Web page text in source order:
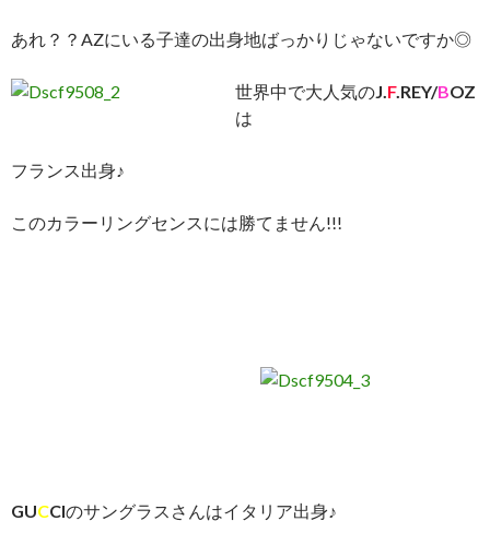
あれ？？AZにいる子達の出身地ばっかりじゃないですか◎
世界中で大人気のJ.F.REY/BOZ
は
フランス出身♪
このカラーリングセンスには勝てません!!!
GUCCIのサングラスさんはイタリア出身♪